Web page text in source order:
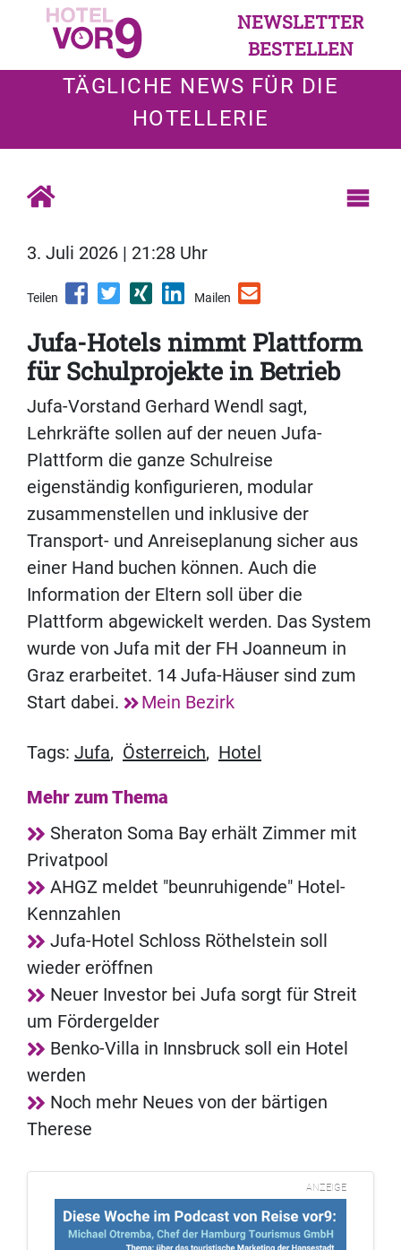
NEWSLETTER
BESTELLEN
TÄGLICHE NEWS FÜR DIE
HOTELLERIE
3. Juli 2026 | 21:28 Uhr
Teilen Mailen
Jufa-Hotels nimmt Plattform
für Schulprojekte in Betrieb
Jufa-Vorstand Gerhard Wendl sagt,
Lehrkräfte sollen auf der neuen Jufa-
Plattform die ganze Schulreise
eigenständig konfigurieren, modular
zusammenstellen und inklusive der
Transport- und Anreiseplanung sicher aus
einer Hand buchen können. Auch die
Information der Eltern soll über die
Plattform abgewickelt werden. Das System
wurde von Jufa mit der FH Joanneum in
Graz erarbeitet. 14 Jufa-Häuser sind zum
Start dabei.
Mein Bezirk
Tags: Jufa, Österreich, Hotel
Mehr zum Thema
Sheraton Soma Bay erhält Zimmer mit
Privatpool
AHGZ meldet "beunruhigende" Hotel-
Kennzahlen
Jufa-Hotel Schloss Röthelstein soll
wieder eröffnen
Neuer Investor bei Jufa sorgt für Streit
um Fördergelder
Benko-Villa in Innsbruck soll ein Hotel
werden
Noch mehr Neues von der bärtigen
Therese
ANZEIGE